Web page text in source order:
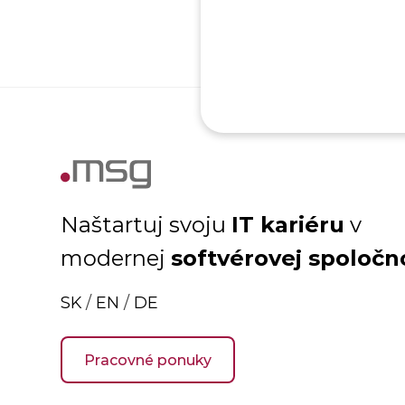
Naštartuj svoju IT kariéru v
modernejsoftvérovej
SK / EN / DE
Pracovné ponuky